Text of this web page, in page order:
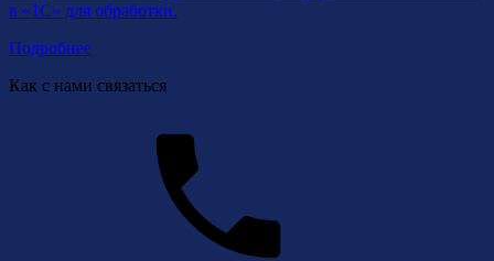
в «1С» для обработки.
Подробнее
Как с нами связаться